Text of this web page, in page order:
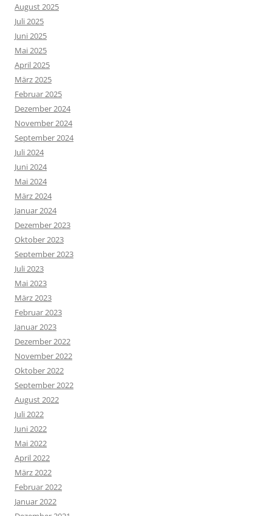
August 2025
Juli 2025
Juni 2025
Mai 2025
April 2025
März 2025
Februar 2025
Dezember 2024
November 2024
September 2024
Juli 2024
Juni 2024
Mai 2024
März 2024
Januar 2024
Dezember 2023
Oktober 2023
September 2023
Juli 2023
Mai 2023
März 2023
Februar 2023
Januar 2023
Dezember 2022
November 2022
Oktober 2022
September 2022
August 2022
Juli 2022
Juni 2022
Mai 2022
April 2022
März 2022
Februar 2022
Januar 2022